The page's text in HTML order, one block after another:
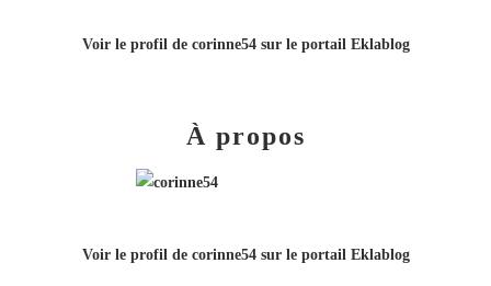
Voir le profil de corinne54sur le portail Eklablog
À propos
Voir le profil de corinne54sur le portail Eklablog